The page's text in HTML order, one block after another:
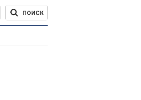
ПОИСК